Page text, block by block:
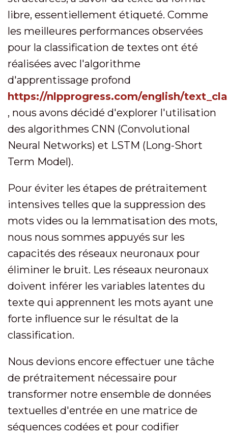
libre, essentiellement étiqueté. Comme
les meilleures performances observées
pour la classification de textes ont été
réalisées avec l'algorithme
d'apprentissage profond
https://nlpprogress.com/english/
, nous avons décidé d'explorer l'utilisation
des algorithmes CNN (Convolutional
Neural Networks) et LSTM (Long-Short
Term Model).
Pour éviter les étapes de prétraitement
intensives telles que la suppression des
mots vides ou la lemmatisation des mots,
nous nous sommes appuyés sur les
capacités des réseaux neuronaux pour
éliminer le bruit. Les réseaux neuronaux
doivent inférer les variables latentes du
texte qui apprennent les mots ayant une
forte influence sur le résultat de la
classification.
Nous devions encore effectuer une tâche
de prétraitement nécessaire pour
transformer notre ensemble de données
textuelles d'entrée en une matrice de
séquences codées et pour codifier